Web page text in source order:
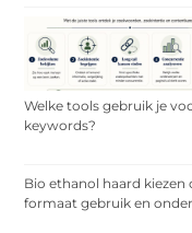
Welke tools gebruik je
keywords?
Bio ethanol haard kiezen
formaat gebruik en